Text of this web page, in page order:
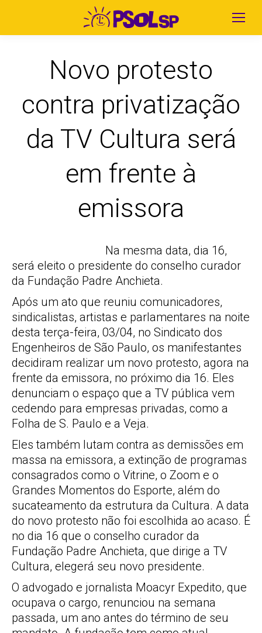
Novo protesto
contra privatização
da TV Cultura será
em frente à
emissora
Na mesma data, dia 16,
será eleito o presidente do conselho curador
da Fundação Padre Anchieta.
Após um ato que reuniu comunicadores,
sindicalistas, artistas e parlamentares na noite
desta terça-feira, 03/04, no Sindicato dos
Engenheiros de São Paulo, os manifestantes
decidiram realizar um novo protesto, agora na
frente da emissora, no próximo dia 16. Eles
denunciam o espaço que a TV pública vem
cedendo para empresas privadas, como a
Folha de S. Paulo e a Veja.
Eles também lutam contra as demissões em
massa na emissora, a extinção de programas
consagrados como o Vitrine, o Zoom e o
Grandes Momentos do Esporte, além do
sucateamento da estrutura da Cultura. A data
do novo protesto não foi escolhida ao acaso. É
no dia 16 que o conselho curador da
Fundação Padre Anchieta, que dirige a TV
Cultura, elegerá seu novo presidente.
O advogado e jornalista Moacyr Expedito, que
ocupava o cargo, renunciou na semana
passada, um ano antes do término de seu